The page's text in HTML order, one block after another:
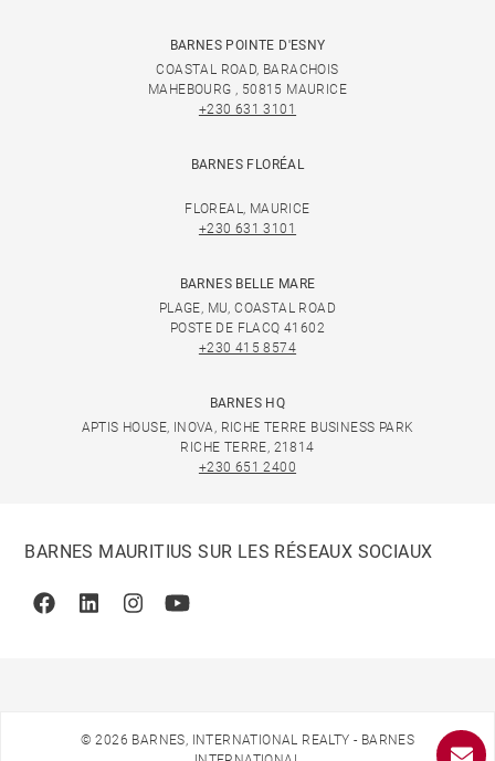
BARNES POINTE D'ESNY
COASTAL ROAD, BARACHOIS
MAHEBOURG , 50815 MAURICE
+230 631 3101
BARNES FLORÉAL
FLOREAL, MAURICE
+230 631 3101
BARNES BELLE MARE
PLAGE, MU, COASTAL ROAD
POSTE DE FLACQ 41602
+230 415 8574
BARNES HQ
APTIS HOUSE, INOVA, RICHE TERRE BUSINESS PARK
RICHE TERRE, 21814
+230 651 2400
BARNES MAURITIUS SUR LES RÉSEAUX SOCIAUX
FacebookLinkedinInstagramYoutube
© 2026 BARNES, INTERNATIONAL REALTY - BARNES